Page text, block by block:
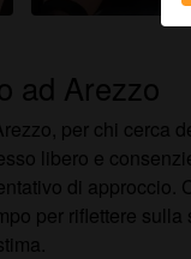
ad Arezzo
per chi cerca
libero e
di approccio.
per riflettere